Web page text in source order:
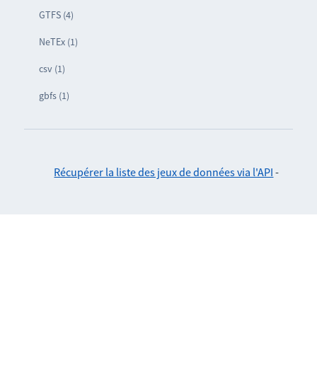
GTFS (4)
NeTEx (1)
csv (1)
gbfs (1)
Récupérer la liste des jeux de données via l'API -